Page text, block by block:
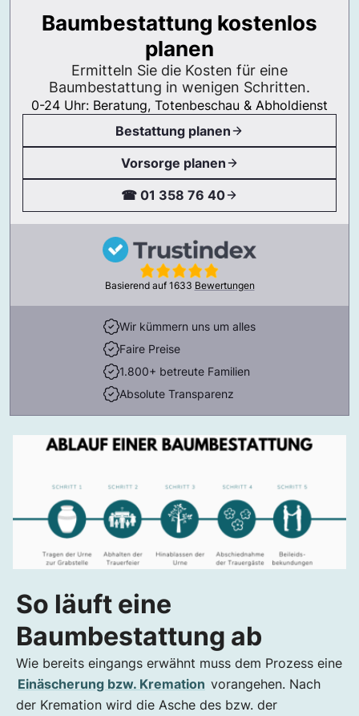
Baumbestattung kostenlos
planen
Ermitteln Sie die Kosten für eine
Baumbestattung in wenigen Schritten.
0-24 Uhr: Beratung, Totenbeschau & Abholdienst
Bestattung planen
Vorsorge planen
☎ 01 358 76 40
Basierend auf 1633 Bewertungen
Wir kümmern uns um alles
Faire Preise
1.800+ betreute Familien
Absolute Transparenz
So läuft eine
Baumbestattung ab
Wie bereits eingangs erwähnt muss dem Prozess eine
Einäscherung bzw. Kremation vorangehen. Nach
der Kremation wird die Asche des bzw. der